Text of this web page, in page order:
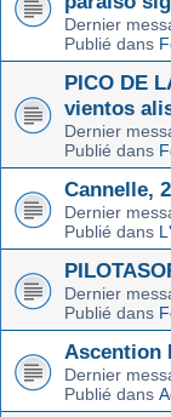
Dernier
Publié dans
PICO DE
vientos
Dernier
Publié dans
Cannelle,
Dernier
Publié dans
Dernier
Publié dans
Ascention
Dernier
Publié dans